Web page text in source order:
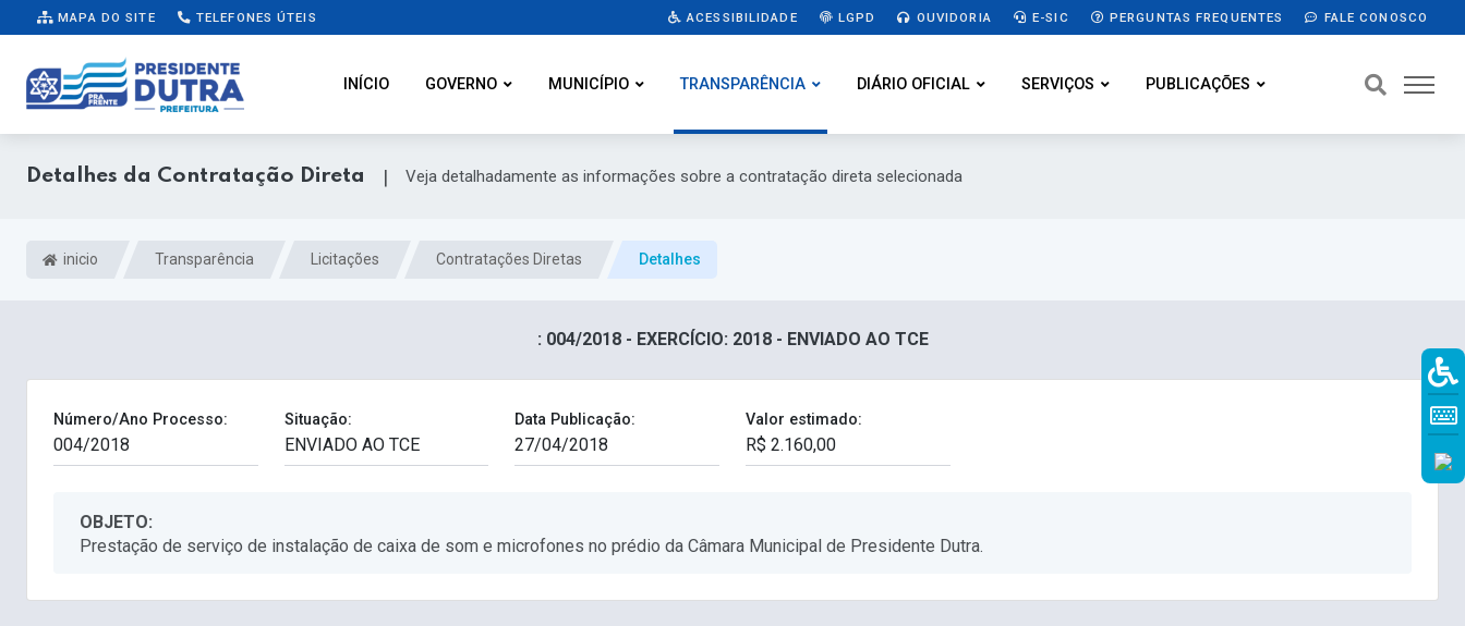
MAPA DO SITE TELEFONES ÚTEIS ACESSIBILIDADE LGPD OUVIDORIA E-SIC PERGUNTAS FREQUENTES FALE CONOSCO
INÍCIO GOVERNO MUNICÍPIO TRANSPARÊNCIA DIÁRIO OFICIAL SERVIÇOS PUBLICAÇÕES
Detalhes da Contratação Direta | Veja detalhadamente as informações sobre a contratação direta selecionada
inicio Transparência Licitações Contratações Diretas Detalhes
: 004/2018 - EXERCÍCIO: 2018 - ENVIADO AO TCE
Número/Ano Processo: Situação: Data Publicação: Valor estimado:
OBJETO:
Prestação de serviço de instalação de caixa de som e microfones no prédio da Câmara Municipal de Presidente Dutra.